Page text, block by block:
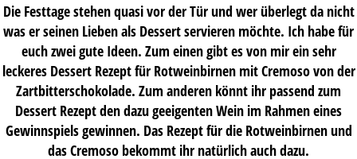
Die Festtage stehen quasi vor der Tür und wer überlegt da nicht
was er seinen Lieben als Dessert servieren möchte. Ich habe für
euch zwei gute Ideen. Zum einen gibt es von mir ein sehr
leckeres Dessert Rezept für Rotweinbirnen mit Cremoso von der
Zartbitterschokolade. Zum anderen könnt ihr passend zum
Dessert Rezept den dazu geeigenten Wein im Rahmen eines
Gewinnspiels gewinnen. Das Rezept für die Rotweinbirnen und
das Cremoso bekommt ihr natürlich auch dazu.